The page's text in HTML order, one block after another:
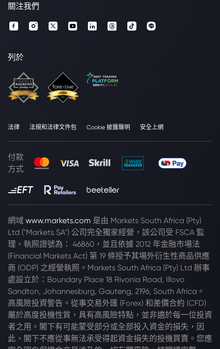
關注我們
列於
法律 法規和法律文件包 Cookie 披露聲明 安全上網
付款
方式
網域 www.markets.com 是由 Markets South Africa (Pty)
Ltd ("Markets SA") 公司完全獨家經營，該公司受 FSCA 監
理，執照證號為： 46860，並且依據 2012 年金融市場法
(Financial Markets Act) 第 19 條授予其場外衍生性商品供應
商 (ODP) 之經營執照。Markets South Africa (Pty) Ltd 辦事
處設立於：Boundary Place 18 Rivonia Road, Illovo
Sandton, Johannesburg, Gauteng, 2196, South Africa。
高風險投資警告。從事交易外匯 (Forex) 和差價合約 (CFD)
屬於高度投機性質，具有高風險特點，並非適於每一位投資
者之用。閣下有可能蒙受部分或全部投入資金的損失，因
此，閣下不應從事無法承受得起資金損失的投機買賣。您應